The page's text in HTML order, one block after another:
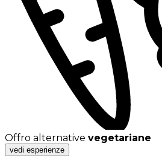
Offro alternative vegetariane
vedi esperienze